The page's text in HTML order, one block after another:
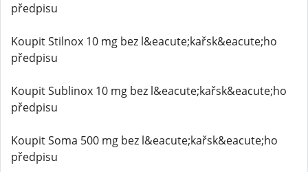
předpisu
Koupit Stilnox 10 mg bez l&eacute;kařsk&eacute;ho
předpisu
Koupit Sublinox 10 mg bez l&eacute;kařsk&eacute;ho
předpisu
Koupit Soma 500 mg bez l&eacute;kařsk&eacute;ho
předpisu